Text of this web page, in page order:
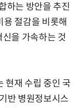
하는 방안을 추진
용 절감을 비롯해
을 가속하는 것
현재 수립 중인 국
반 병원정보시스